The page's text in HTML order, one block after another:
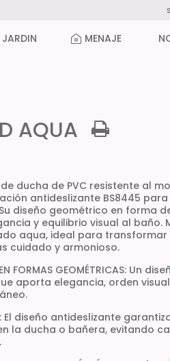
JARDIN MENAJE
AQUA
ducha de PVC resistente al
antideslizante BS8445
diseño geométrico en forma
y equilibrio visual al baño.
aqua, ideal para transformar
cuidado y armonioso.
EN FORMAS GEOMÉTRICAS: Un
aporta elegancia, orden
El diseño antideslizante
la ducha o bañera, evitando